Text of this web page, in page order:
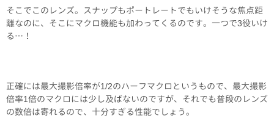
そこでこのレンズ。スナップもポートレートでもいけそうな焦点距
離なのに、そこにマクロ機能も加わってくるのです。一つで3役いけ
る…！
正確には最大撮影倍率が1/2のハーフマクロというもので、最大撮影
倍率1倍のマクロには少し及ばないのですが、それでも普段のレンズ
の数倍は寄れるので、十分すぎる性能でしょう。